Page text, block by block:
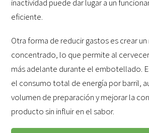
inactividad puede dar lugar a un
eficiente.
Otra forma de reducir gastos es crear
concentrado, lo que permite al
más adelante durante el embotellado.
el consumo total de energía por barril,
volumen de preparación y mejorar la
producto sin influir en el sabor.